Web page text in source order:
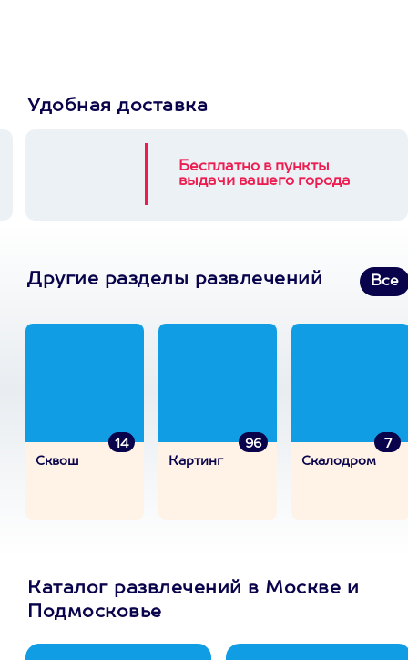
Удобная доставка
Бесплатно в пункты
выдачи вашего города
Другие разделы развлечений Все
14
Сквош
96
Картинг
7
Скалодром
Каталог развлечений в Москве и
Подмосковье